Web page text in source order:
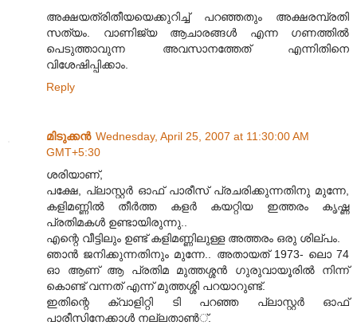
അക്ഷയത്രിതീയയെക്കുറിച്ച് പറഞ്ഞതും അക്ഷരമ്പ്രതി
സത്യം. വാണിജ്യ ആചാരങ്ങള്‍ എന്ന ഗണത്തില്‍
പെടുത്താവുന്ന അവസാനത്തേത് എന്നിതിനെ
വിശേഷിപ്പിക്കാം.
Reply
മിടുക്കന്‍ Wednesday, April 25, 2007 at 11:30:00 AM
GMT+5:30
ശരിയാണ്,
പക്ഷേ, പ്ലാസ്റ്റര്‍ ഓഫ് പാരീസ് പ്രചരിക്കുന്നതിനു മുന്നേ,
കളിമണ്ണില്‍ തീര്‍ത്ത കളര്‍ കയറ്റിയ ഇത്തരം കൃഷ്ണ
പ്രതിമകള്‍ ഉണ്ടായിരുന്നു..
എന്റെ വീട്ടിലും ഉണ്ട് കളിമണ്ണിലുള്ള അത്തരം ഒരു ശില്പം.
ഞാന്‍ ജനിക്കുന്നതിനും മുന്നേ.. അതാ‍യത് 1973- ലൊ 74
ഓ ആണ് ആ പ്രതിമ മുത്തശ്ശന്‍ ഗുരുവായൂരില്‍ നിന്ന്
കൊണ്ട് വന്നത് എന്ന് മുത്തശ്ശി പറയാറുണ്ട്.
ഇതിന്റെ ക്വാളിറ്റി ടി പറഞ്ഞ പ്ലാസ്റ്റര്‍ ഓഫ്
പാരീസിനേക്കാള്‍ നല്ലതാണ്‍്.